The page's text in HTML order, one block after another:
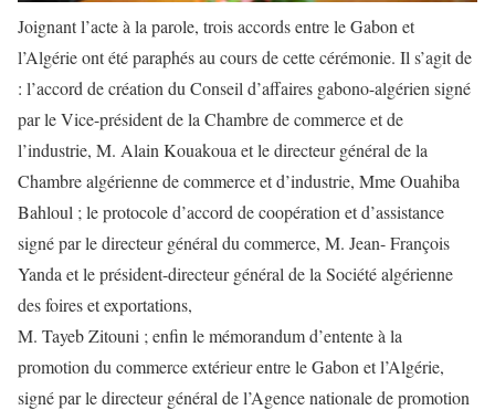
Joignant l’acte à la parole, trois accords entre le Gabon et
l’Algérie ont été paraphés au cours de cette cérémonie. Il s’agit de
: l’accord de création du Conseil d’affaires gabono-algérien signé
par le Vice-président de la Chambre de commerce et de
l’industrie, M. Alain Kouakoua et le directeur général de la
Chambre algérienne de commerce et d’industrie, Mme Ouahiba
Bahloul ; le protocole d’accord de coopération et d’assistance
signé par le directeur général du commerce, M. Jean- François
Yanda et le président-directeur général de la Société algérienne
des foires et exportations,
M. Tayeb Zitouni ; enfin le mémorandum d’entente à la
promotion du commerce extérieur entre le Gabon et l’Algérie,
signé par le directeur général de l’Agence nationale de promotion